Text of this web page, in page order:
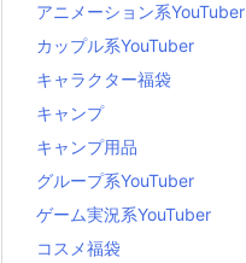
アニメーション系YouTuber
カップル系YouTuber
キャラクター福袋
キャンプ
キャンプ用品
グループ系YouTuber
ゲーム実況系YouTuber
コスメ福袋